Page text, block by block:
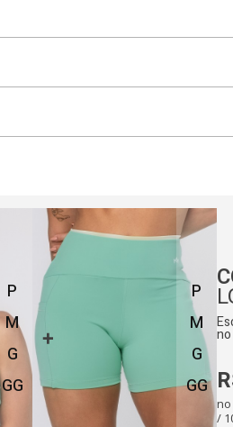
P
M
G
GG
P
M
G
GG
no
/